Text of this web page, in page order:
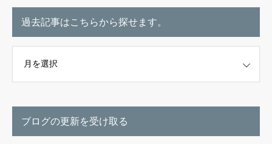
過去記事はこちらから探せます。
ブログの更新を受け取る